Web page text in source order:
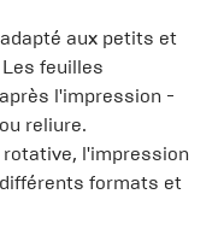
aux petits et
feuilles
l'impression -
reliure.
l'impression
formats et